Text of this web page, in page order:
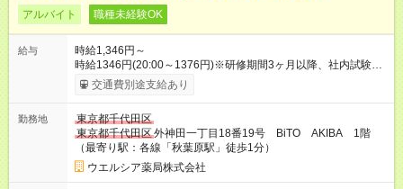
アルバイト 職種未経験OK
給与
時給1,346円～
時給1346円(20:00～1376円)※研修期間3ヶ月以降、社内試験に
よる更新判定あり 社内試験合格後、時給＋50～100円の昇給あ
り （大学生は＋20円） 試用期間あり：入社日から3ヶ月間／本
間の長さ：3ヶ月 雇用形態、給与は本採用時と同じです。
交通費別途支給あり
勤務地
東京都千代田区
東京都千代田区外神田一丁目18番19号 BiTO AKIBA 1階
（最寄り駅：各線「秋葉原駅」徒歩1分）
ウエルシア薬局株式会社